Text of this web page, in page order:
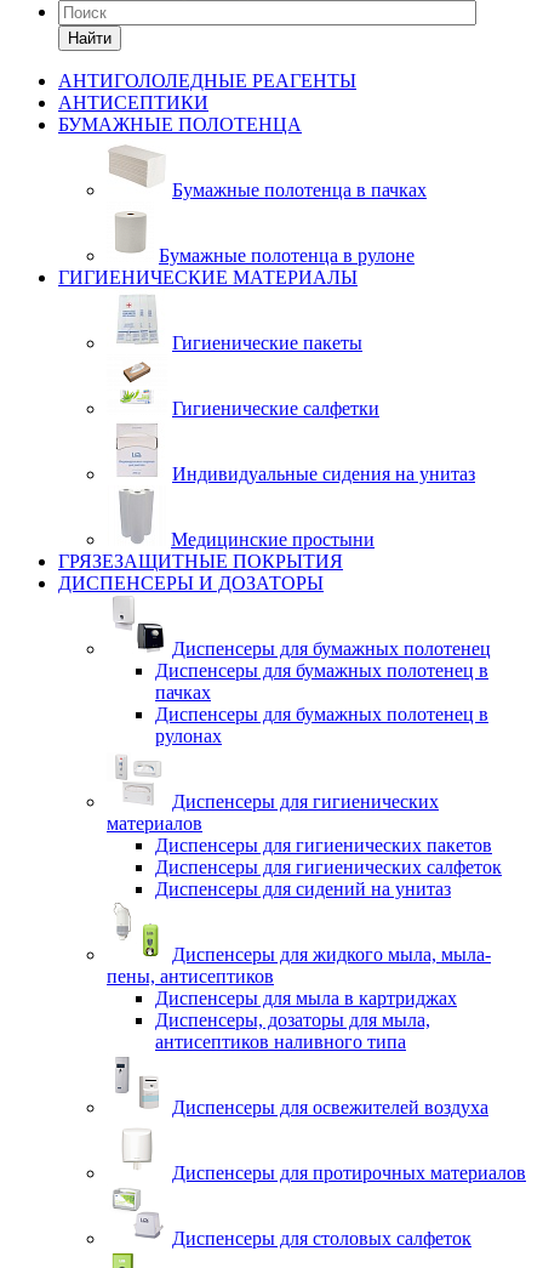
Найти
АНТИГОЛОЛЕДНЫЕ РЕАГЕНТЫ
АНТИСЕПТИКИ
БУМАЖНЫЕ ПОЛОТЕНЦА
Бумажные полотенца в пачках
Бумажные полотенца в рулоне
ГИГИЕНИЧЕСКИЕ МАТЕРИАЛЫ
Гигиенические пакеты
Гигиенические салфетки
Индивидуальные сидения на унитаз
Медицинские простыни
ГРЯЗЕЗАЩИТНЫЕ ПОКРЫТИЯ
ДИСПЕНСЕРЫ И ДОЗАТОРЫ
Диспенсеры для бумажных полотенец
Диспенсеры для бумажных полотенец в
пачках
Диспенсеры для бумажных полотенец в
рулонах
Диспенсеры для гигиенических
материалов
Диспенсеры для гигиенических пакетов
Диспенсеры для гигиенических салфеток
Диспенсеры для сидений на унитаз
Диспенсеры для жидкого мыла, мыла-
пены, антисептиков
Диспенсеры для мыла в картриджах
Диспенсеры, дозаторы для мыла,
антисептиков наливного типа
Диспенсеры для освежителей воздуха
Диспенсеры для протирочных материалов
Диспенсеры для столовых салфеток